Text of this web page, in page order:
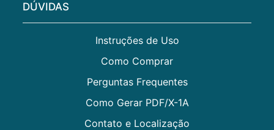
DÚVIDAS
Instruções de Uso
Como Comprar
Perguntas Frequentes
Como Gerar PDF/X-1A
Contato e Localização